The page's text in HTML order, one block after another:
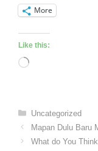
More
Like this:
Loading…
Categories
Uncategorized
Mapan Dulu Baru
What do You